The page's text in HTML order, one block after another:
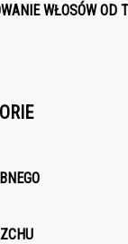
WŁOSÓW OD